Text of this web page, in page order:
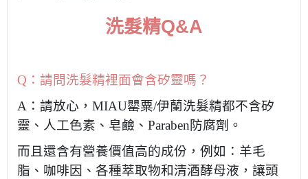
洗髮精Q&A
Q ：請問洗髮精裡面會含矽靈嗎？
A ：請放心， MIAU罌粟/伊蘭洗髮精都不含矽
靈、人工色素、皂鹼、 Paraben防腐劑。
而且還含有營養價值高的成份，例如：羊毛
脂、咖啡因、各種萃取物和清酒酵母液，讓頭